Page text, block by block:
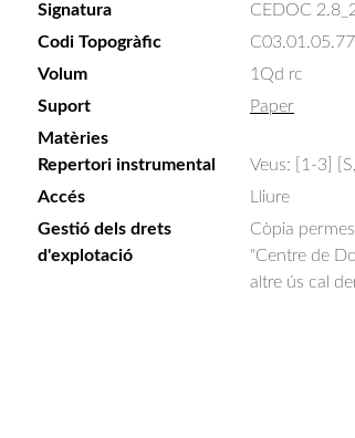
Signatura
CEDOC
Codi Topogràfic
C03.01.05.77
Volum
1Qd rc
Suport
Paper
Matèries
Repertori instrumental
Veus: [1-3]
Accés
Lliure
Gestió dels drets
d'explotació
Còpia
"Centre de
altre ús cal